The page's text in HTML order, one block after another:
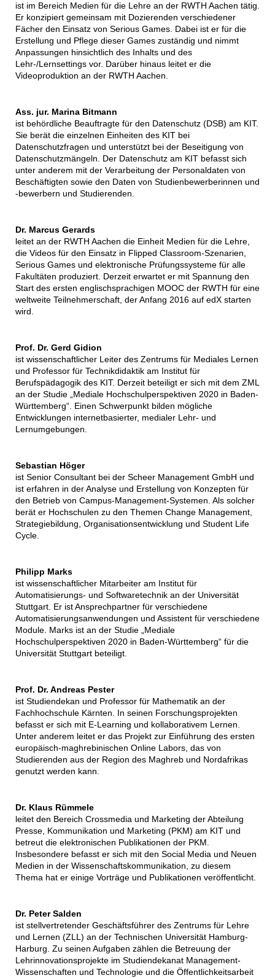
ist im Bereich Medien für die Lehre an der RWTH Aachen tätig.
Er konzipiert gemeinsam mit Dozierenden verschiedener
Fächer den Einsatz von Serious Games. Dabei ist er für die
Erstellung und Pflege dieser Games zuständig und nimmt
Anpassungen hinsichtlich des Inhalts und des
Lehr-/Lernsettings vor. Darüber hinaus leitet er die
Videoproduktion an der RWTH Aachen.
Ass. jur. Marina Bitmann
ist behördliche Beauftragte für den Datenschutz (DSB) am KIT.
Sie berät die einzelnen Einheiten des KIT bei
Datenschutzfragen und unterstützt bei der Beseitigung von
Datenschutzmängeln. Der Datenschutz am KIT befasst sich
unter anderem mit der Verarbeitung der Personaldaten von
Beschäftigten sowie den Daten von Studienbewerberinnen und
-bewerbern und Studierenden.
Dr. Marcus Gerards
leitet an der RWTH Aachen die Einheit Medien für die Lehre,
die Videos für den Einsatz in Flipped Classroom-Szenarien,
Serious Games und elektronische Prüfungssysteme für alle
Fakultäten produziert. Derzeit erwartet er mit Spannung den
Start des ersten englischsprachigen MOOC der RWTH für eine
weltweite Teilnehmerschaft, der Anfang 2016 auf edX starten
wird.
Prof. Dr. Gerd Gidion
ist wissenschaftlicher Leiter des Zentrums für Mediales Lernen
und Professor für Technikdidaktik am Institut für
Berufspädagogik des KIT. Derzeit beteiligt er sich mit dem ZML
an der Studie „Mediale Hochschulperspektiven 2020 in Baden-
Württemberg“. Einen Schwerpunkt bilden mögliche
Entwicklungen internetbasierter, medialer Lehr- und
Lernumgebungen.
Sebastian Höger
ist Senior Consultant bei der Scheer Management GmbH und
ist erfahren in der Analyse und Erstellung von Konzepten für
den Betrieb von Campus-Management-Systemen. Als solcher
berät er Hochschulen zu den Themen Change Management,
Strategiebildung, Organisationsentwicklung und Student Life
Cycle.
Philipp Marks
ist wissenschaftlicher Mitarbeiter am Institut für
Automatisierungs- und Softwaretechnik an der Universität
Stuttgart. Er ist Ansprechpartner für verschiedene
Automatisierungsanwendungen und Assistent für verschiedene
Module. Marks ist an der Studie „Mediale
Hochschulperspektiven 2020 in Baden-Württemberg“ für die
Universität Stuttgart beteiligt.
Prof. Dr. Andreas Pester
ist Studiendekan und Professor für Mathematik an der
Fachhochschule Kärnten. In seinen Forschungsprojekten
befasst er sich mit E-Learning und kollaborativem Lernen.
Unter anderem leitet er das Projekt zur Einführung des ersten
europäisch-maghrebinischen Online Labors, das von
Studierenden aus der Region des Maghreb und Nordafrikas
genutzt werden kann.
Dr. Klaus Rümmele
leitet den Bereich Crossmedia und Marketing der Abteilung
Presse, Kommunikation und Marketing (PKM) am KIT und
betreut die elektronischen Publikationen der PKM.
Insbesondere befasst er sich mit den Social Media und Neuen
Medien in der Wissenschaftskommunikation, zu diesem
Thema hat er einige Vorträge und Publikationen veröffentlicht.
Dr. Peter Salden
ist stellvertretender Geschäftsführer des Zentrums für Lehre
und Lernen (ZLL) an der Technischen Universität Hamburg-
Harburg. Zu seinen Aufgaben zählen die Betreuung der
Lehrinnovationsprojekte im Studiendekanat Management-
Wissenschaften und Technologie und die Öffentlichkeitsarbeit